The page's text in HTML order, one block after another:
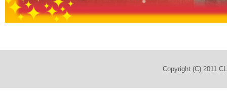
Copyright (C) 2011